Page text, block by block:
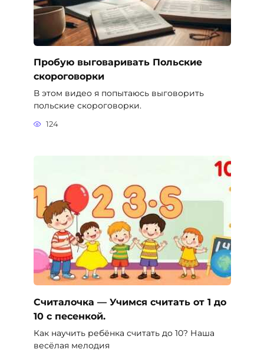
Пробую выговаривать Польские
скороговорки
В этом видео я попытаюсь выговорить
польские скороговорки.
124
Считалочка — Учимся считать от 1 до
10 с песенкой.
Как научить ребёнка считать до 10? Наша
весёлая мелодия